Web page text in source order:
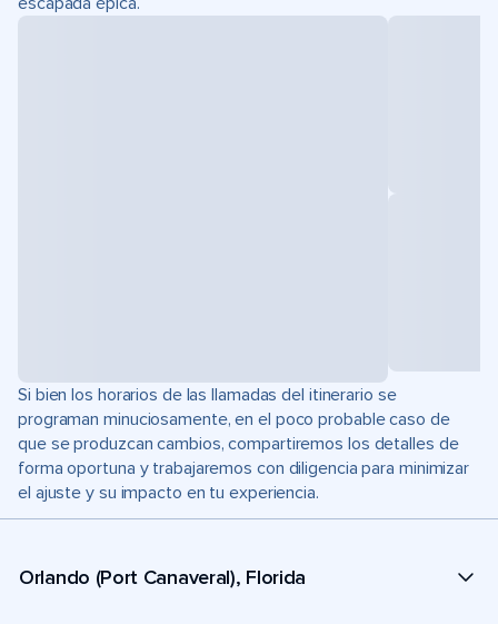
Si bien los horarios de las llamadas del itinerario se
programan minuciosamente, en el poco probable caso de
que se produzcan cambios, compartiremos los detalles de
forma oportuna y trabajaremos con diligencia para minimizar
el ajuste y su impacto en tu experiencia.
Orlando (Port Canaveral), Florida